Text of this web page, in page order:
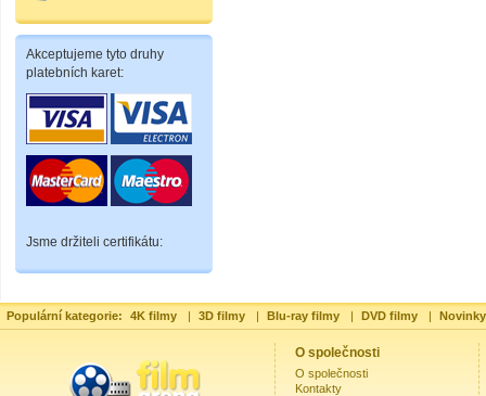
Akceptujeme tyto druhy
platebních karet:
Jsme držiteli certifikátu:
Populární kategorie: 4K filmy | 3D filmy | Blu-ray filmy | DVD filmy |
O společnosti
O společnosti
Kontakty